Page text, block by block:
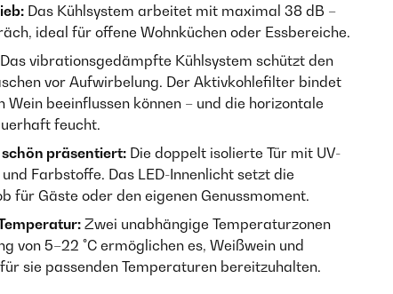
Das Kühlsystem arbeitet mit maximal 38 dB –
ideal für offene Wohnküchen oder Essbereiche.
Das vibrationsgedämpfte Kühlsystem schützt den
vor Aufwirbelung. Der Aktivkohlefilter bindet
Wein beeinflussen können – und die horizontale
feucht.
präsentiert: Die doppelt isolierte Tür mit UV-
Farbstoffe. Das LED-Innenlicht setzt die
für Gäste oder den eigenen Genussmoment.
Zwei unabhängige Temperaturzonen
von 5–22 °C ermöglichen es, Weißwein und
sie passenden Temperaturen bereitzuhalten.